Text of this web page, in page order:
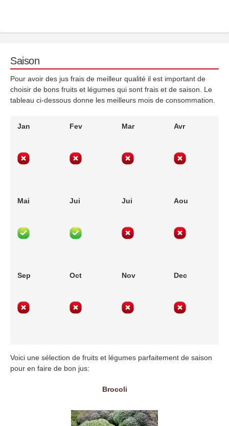
Saison
Pour avoir des jus frais de meilleur qualité il est important de
choisir de bons fruits et légumes qui sont frais et de saison. Le
tableau ci-dessous donne les meilleurs mois de consommation.
Jan Fev Mar Avr
Mai Jui Jui Aou
Sep Oct Nov Dec
Voici une sélection de fruits et légumes parfaitement de saison
pour en faire de bon jus:
Brocoli